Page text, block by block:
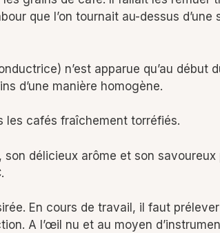
que l’on tournait au-dessus
n’est apparue qu’au début
d’une manière homogène.
les cafés fraîchement torréfiés.
délicieux arôme et son
En cours de travail, il faut
A l’œil nu et au moyen